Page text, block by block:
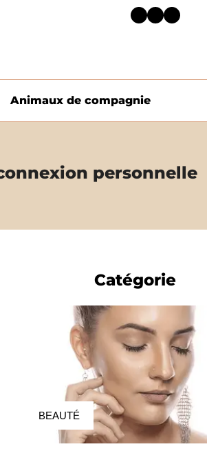
Facebook Twitter LinkedIn
Animaux de compagnie
personnelle
Catégorie
BEAUTÉ